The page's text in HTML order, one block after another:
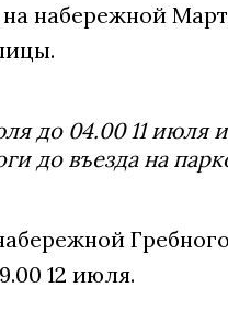
набережной
до 04.00 11 июля
до въезда на
12 июля.